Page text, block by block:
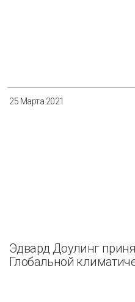
25 Марта 2021
Эдвард Доулинг
Глобальной